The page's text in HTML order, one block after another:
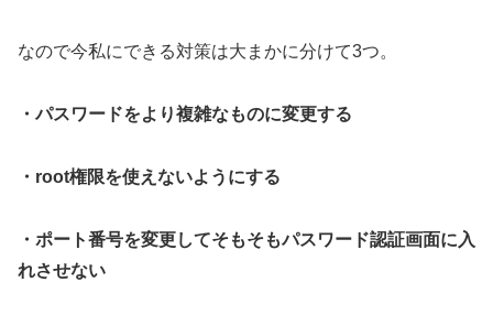
なので今私にできる対策は大まかに分けて3つ。
・パスワードをより複雑なものに変更する
・root権限を使えないようにする
・ポート番号を変更してそもそもパスワード認証画面に入
れさせない